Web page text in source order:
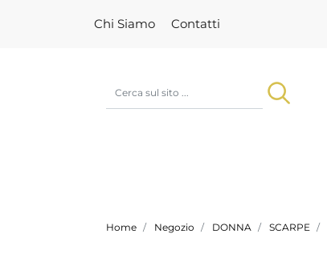
Chi Siamo Contatti
Home Negozio DONNA SCARPE